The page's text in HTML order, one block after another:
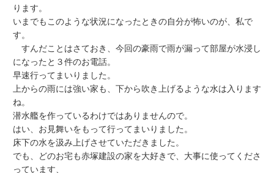
ります。
いまでもこのような状況になったときの自分が怖いのが、私で
す。
すんだことはさておき、今回の豪雨で雨が漏って部屋が水浸し
になったと３件のお電話。
早速行ってまいりました。
上からの雨には強い家も、下から吹き上げるような水は入ります
ね。
潜水艦を作っているわけではありませんので。
はい、お見舞いをもって行ってまいりました。
床下の水を汲み上げさせていただきました。
でも、どのお宅も赤塚建設の家を大好きで、大事に使ってくださ
っています、